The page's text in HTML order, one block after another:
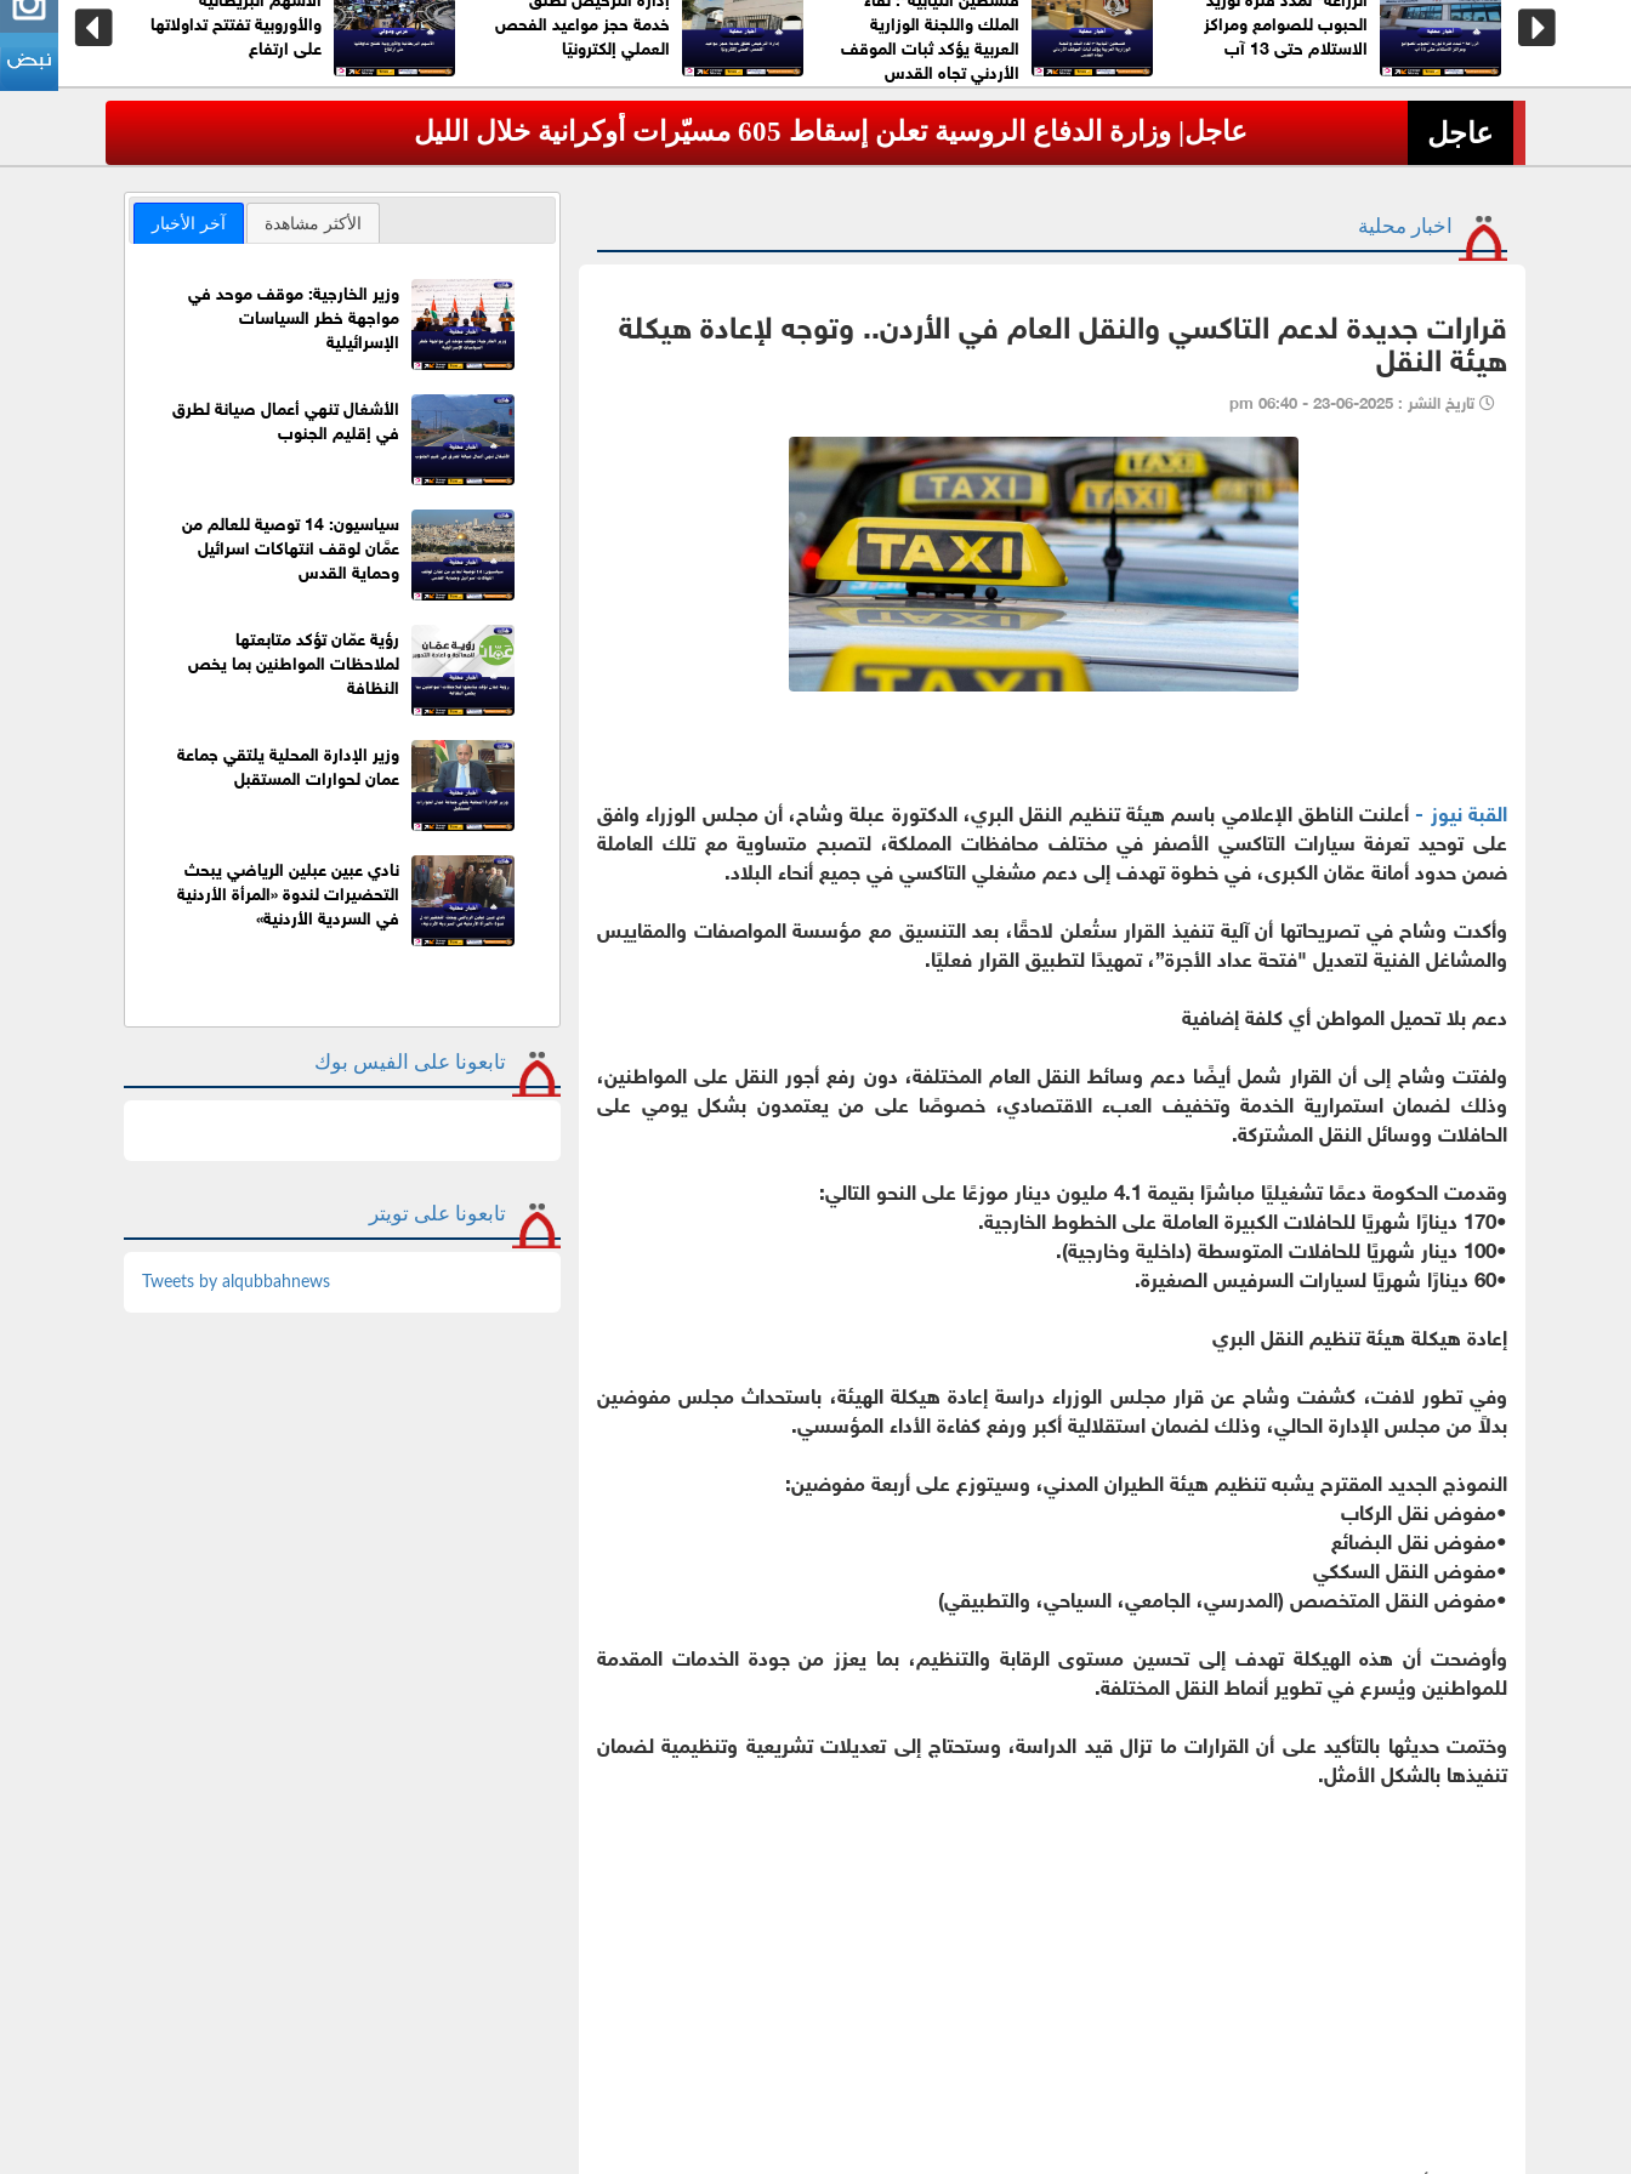
في
الحبوب للصوامع ومراكز
الاستلام حتى 13 آب
الملك واللجنة الوزارية
العربية يؤكد ثبات الموقف
الأردني تجاه القدس
خدمة حجز مواعيد الفحص
العملي إلكترونيًا
والأوروبية تفتتح تداولاتها
على ارتفاع
عاجل عاجل| وزارة الدفاع الروسية تعلن إسقاط 605 مسيّرات أوكرانية خلال الليل
اخبار محلية
قرارات جديدة لدعم التاكسي والنقل العام في الأردن.. وتوجه لإعادة هيكلة
هيئة النقل
تاريخ النشر : 2025-06-23 - 06:40 pm
القبة نيوز -أعلنت الناطق الإعلامي باسم هيئة تنظيم النقل البري، الدكتورة عبلة وشاح، أن مجلس الوزراء وافق
على توحيد تعرفة سيارات التاكسي الأصفر في مختلف محافظات المملكة، لتصبح متساوية مع تلك العاملة
ضمن حدود أمانة عمّان الكبرى، في خطوة تهدف إلى دعم مشغلي التاكسي في جميع أنحاء البلاد.
وأكدت وشاح في تصريحاتها أن آلية تنفيذ القرار ستُعلن لاحقًا، بعد التنسيق مع مؤسسة المواصفات والمقاييس
والمشاغل الفنية لتعديل "فتحة عداد الأجرة”، تمهيدًا لتطبيق القرار فعليًا.
دعم بلا تحميل المواطن أي كلفة إضافية
ولفتت وشاح إلى أن القرار شمل أيضًا دعم وسائط النقل العام المختلفة، دون رفع أجور النقل على المواطنين،
وذلك لضمان استمرارية الخدمة وتخفيف العبء الاقتصادي، خصوصًا على من يعتمدون بشكل يومي على
الحافلات ووسائل النقل المشتركة.
وقدمت الحكومة دعمًا تشغيليًا مباشرًا بقيمة 4.1 مليون دينار موزعًا على النحو التالي:
•170 دينارًا شهريًا للحافلات الكبيرة العاملة على الخطوط الخارجية.
•100 دينار شهريًا للحافلات المتوسطة (داخلية وخارجية).
•60 دينارًا شهريًا لسيارات السرفيس الصغيرة.
إعادة هيكلة هيئة تنظيم النقل البري
وفي تطور لافت، كشفت وشاح عن قرار مجلس الوزراء دراسة إعادة هيكلة الهيئة، باستحداث مجلس مفوضين
بدلاً من مجلس الإدارة الحالي، وذلك لضمان استقلالية أكبر ورفع كفاءة الأداء المؤسسي.
النموذج الجديد المقترح يشبه تنظيم هيئة الطيران المدني، وسيتوزع على أربعة مفوضين:
•مفوض نقل الركاب
•مفوض نقل البضائع
•مفوض النقل السككي
•مفوض النقل المتخصص (المدرسي، الجامعي، السياحي، والتطبيقي)
وأوضحت أن هذه الهيكلة تهدف إلى تحسين مستوى الرقابة والتنظيم، بما يعزز من جودة الخدمات المقدمة
للمواطنين ويُسرع في تطوير أنماط النقل المختلفة.
وختمت حديثها بالتأكيد على أن القرارات ما تزال قيد الدراسة، وستحتاج إلى تعديلات تشريعية وتنظيمية لضمان
تنفيذها بالشكل الأمثل.
آخر الأخبار الأكثر مشاهدة
وزير الخارجية: موقف موحد في
مواجهة خطر السياسات
الإسرائيلية
الأشغال تنهي أعمال صيانة لطرق
في إقليم الجنوب
سياسيون: 14 توصية للعالم من
عمَّان لوقف انتهاكات اسرائيل
وحماية القدس
رؤية عمّان تؤكد متابعتها
لملاحظات المواطنين بما يخص
النظافة
وزير الإدارة المحلية يلتقي جماعة
عمان لحوارات المستقبل
نادي عبين عبلين الرياضي يبحث
التحضيرات لندوة «المرأة الأردنية
في السردية الأردنية»
تابعونا على الفيس بوك
تابعونا على تويتر
Tweets by alqubbahnews